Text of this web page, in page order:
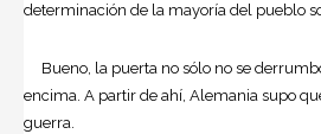
determinación de la mayoría del pueblo
Bueno, la puerta no sólo no se
encima. A partir de ahí, Alemania supo
guerra.